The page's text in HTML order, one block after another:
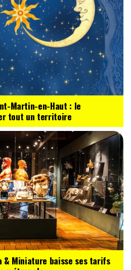
Martin-en-Haut : le
tout un territoire
& Miniature baisse ses tarifs